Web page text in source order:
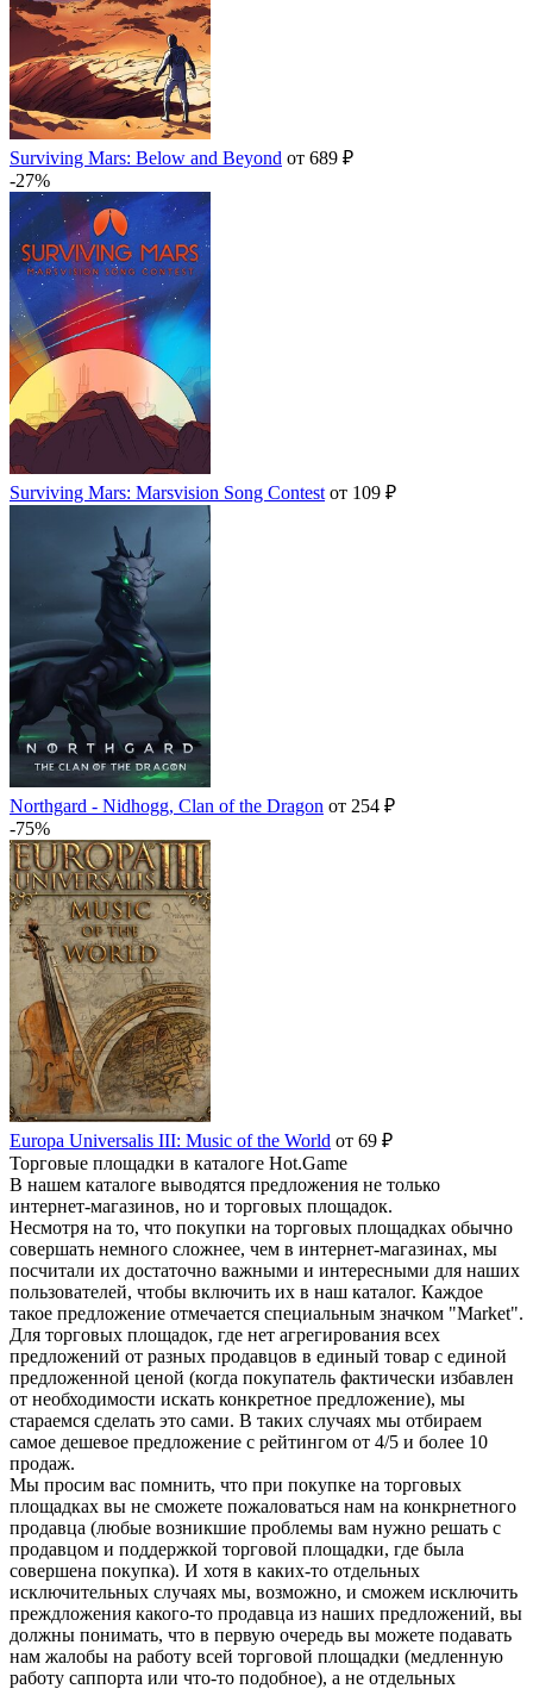
Surviving Mars: Below and Beyond от 689 ₽
-27%
Surviving Mars: Marsvision Song Contest от 109 ₽
Northgard - Nidhogg, Clan of the Dragon от 254 ₽
-75%
Europa Universalis III: Music of the World от 69 ₽
Торговые площадки в каталоге Hot.Game
В нашем каталоге выводятся предложения не только
интернет-магазинов, но и торговых площадок.
Несмотря на то, что покупки на торговых площадках обычно
совершать немного сложнее, чем в интернет-магазинах, мы
посчитали их достаточно важными и интересными для наших
пользователей, чтобы включить их в наш каталог. Каждое
такое предложение отмечается специальным значком "Market".
Для торговых площадок, где нет агрегирования всех
предложений от разных продавцов в единый товар с единой
предложенной ценой (когда покупатель фактически избавлен
от необходимости искать конкретное предложение), мы
стараемся сделать это сами. В таких случаях мы отбираем
самое дешевое предложение с рейтингом от 4/5 и более 10
продаж.
Мы просим вас помнить, что при покупке на торговых
площадках вы не сможете пожаловаться нам на конкрнетного
продавца (любые возникшие проблемы вам нужно решать с
продавцом и поддержкой торговой площадки, где была
совершена покупка). И хотя в каких-то отдельных
исключительных случаях мы, возможно, и сможем исключить
преждложения какого-то продавца из наших предложений, вы
должны понимать, что в первую очередь вы можете подавать
нам жалобы на работу всей торговой площадки (медленную
работу саппорта или что-то подобное), а не отдельных